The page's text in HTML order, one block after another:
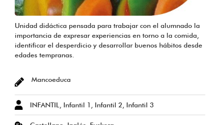
Unidad didáctica pensada para trabajar con el alumnado la
importancia de expresar experiencias en torno a la comida,
identificar el desperdicio y desarrollar buenos hábitos desde
edades tempranas.
Mancoeduca
INFANTIL, Infantil 1, Infantil 2, Infantil 3